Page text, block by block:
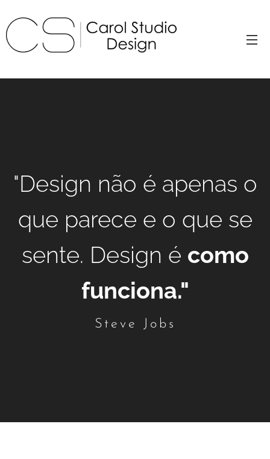
"Design não é apenas o
que parece e o que se
sente. Design é como
funciona."
Steve Jobs